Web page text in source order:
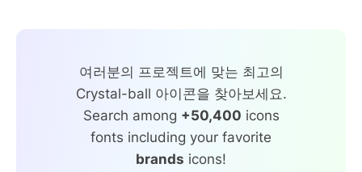
여러분의 프로젝트에 맞는 최고의
Crystal-ball 아이콘을 찾아보세요.
Search among +50,400 icons
fonts including your favorite
brands icons!